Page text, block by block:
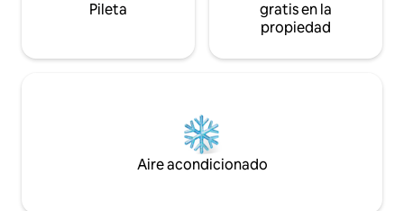
Pileta
gratis en la
propiedad
Aire acondicionado